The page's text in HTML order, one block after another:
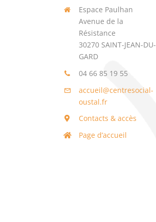
Espace Paulhan
Avenue de la
Résistance
30270 SAINT-JEAN-DU-
GARD
04 66 85 19 55
accueil@centresocial-
oustal.fr
Contacts & accès
Page d’accueil